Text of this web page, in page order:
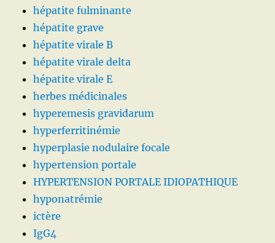
hépatite fulminante
hépatite grave
hépatite virale B
hépatite virale delta
hépatite virale E
herbes médicinales
hyperemesis gravidarum
hyperferritinémie
hyperplasie nodulaire focale
hypertension portale
HYPERTENSION PORTALE IDIOPATHIQUE
hyponatrémie
ictère
IgG4